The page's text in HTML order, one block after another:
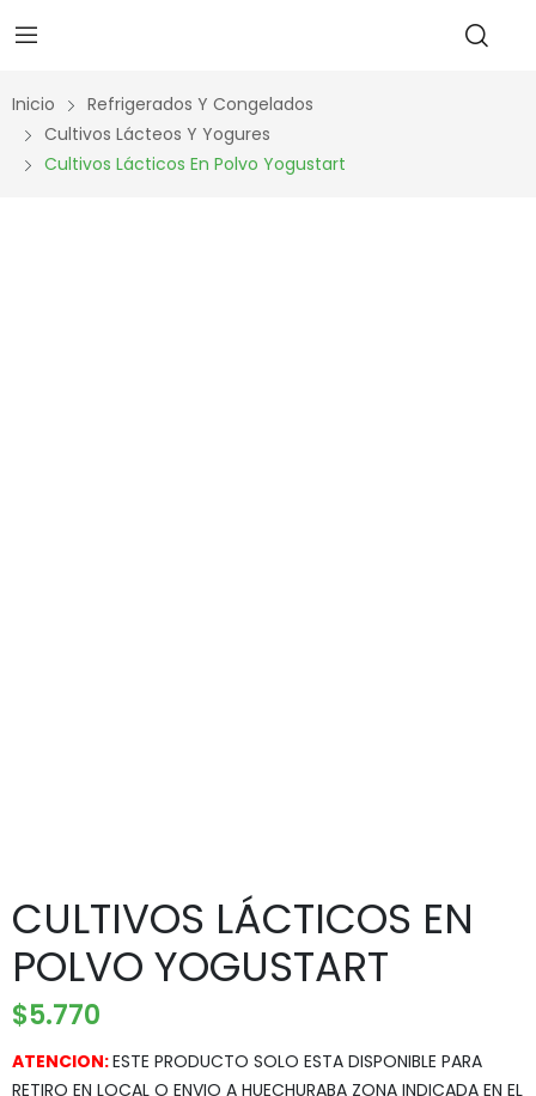
Inicio
Refrigerados Y Congelados
Cultivos Lácteos Y Yogures
Cultivos Lácticos En Polvo Yogustart
CULTIVOS LÁCTICOS EN
POLVO YOGUSTART
$5.770
ATENCION:ESTE PRODUCTO SOLO ESTA DISPONIBLE PARA
RETIRO EN LOCAL O ENVIO A HUECHURABA ZONA INDICADA EN EL